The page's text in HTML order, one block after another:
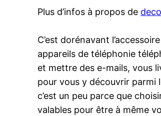
Plus d’infos à propos de
C’est dorénavant
appareils de téléphonie
et mettre des e-mails, vous
pour vous y découvrir parmi
c’est un peu parce que
valables pour être à même